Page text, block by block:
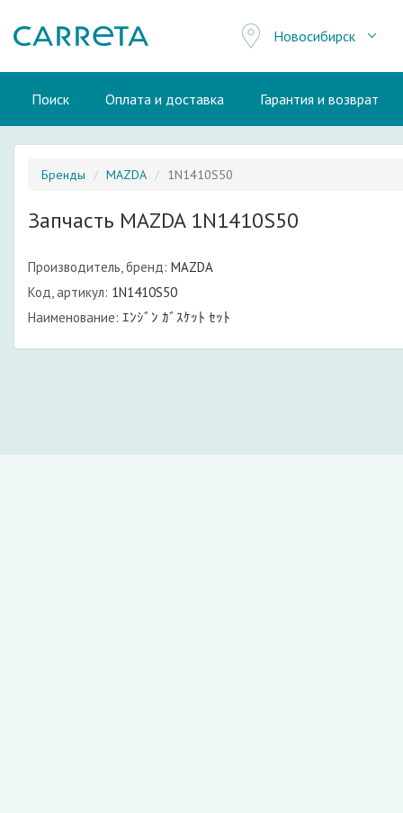
Новосибирск
Поиск Оплата и доставка Гарантия и возврат
Бренды MAZDA 1N1410S50
Запчасть MAZDA 1N1410S50
Производитель, бренд: MAZDA
Код, артикул: 1N1410S50
Наименование: ｴﾝｼﾞﾝ ｶﾞｽｹｯﾄ ｾｯﾄ